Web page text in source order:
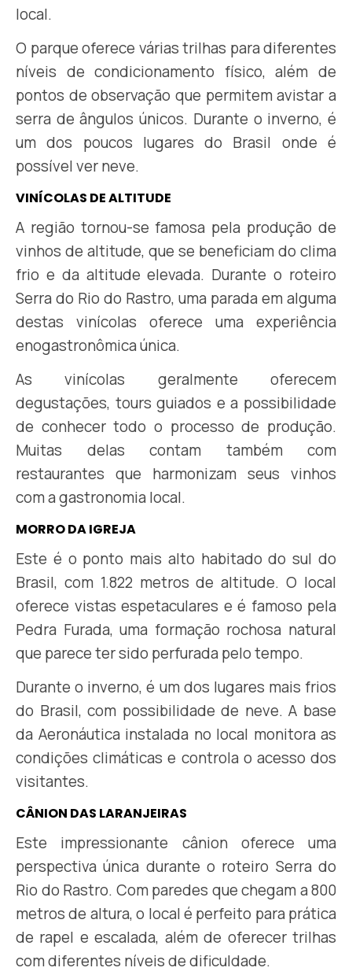
local.
O parque oferece várias trilhas para diferentes
níveis de condicionamento físico, além de
pontos de observação que permitem avistar a
serra de ângulos únicos. Durante o inverno, é
um dos poucos lugares do Brasil onde é
possível ver neve.
VINÍCOLAS DE ALTITUDE
A região tornou-se famosa pela produção de
vinhos de altitude, que se beneficiam do clima
frio e da altitude elevada. Durante o roteiro
Serra do Rio do Rastro, uma parada em alguma
destas vinícolas oferece uma experiência
enogastronômica única.
As vinícolas geralmente oferecem
degustações, tours guiados e a possibilidade
de conhecer todo o processo de produção.
Muitas delas contam também com
restaurantes que harmonizam seus vinhos
com a gastronomia local.
MORRO DA IGREJA
Este é o ponto mais alto habitado do sul do
Brasil, com 1.822 metros de altitude. O local
oferece vistas espetaculares e é famoso pela
Pedra Furada, uma formação rochosa natural
que parece ter sido perfurada pelo tempo.
Durante o inverno, é um dos lugares mais frios
do Brasil, com possibilidade de neve. A base
da Aeronáutica instalada no local monitora as
condições climáticas e controla o acesso dos
visitantes.
CÂNION DAS LARANJEIRAS
Este impressionante cânion oferece uma
perspectiva única durante o roteiro Serra do
Rio do Rastro. Com paredes que chegam a 800
metros de altura, o local é perfeito para prática
de rapel e escalada, além de oferecer trilhas
com diferentes níveis de dificuldade.